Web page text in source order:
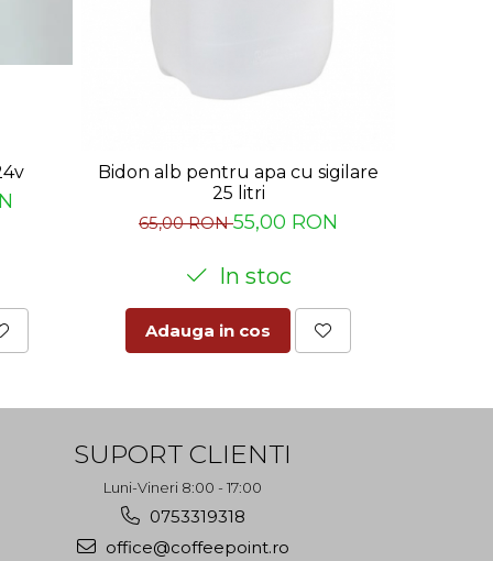
Bidon alb pentru apa cu sigilare
25 litri
65,00 RON55,00 RON
In stoc
Adauga in cos
SUPORT CLIENTI
Luni-Vineri 8:00 - 17:00
0753319318
office@coffeepoint.ro